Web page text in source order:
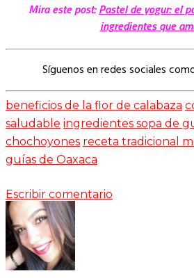
Mira este post:Pastel de yogur: el
ingredientes que
Síguenos en redes sociales
beneficios de la flor de calabaza
saludable ingredientes sopa de
chochoyones receta tradicional
guías de Oaxaca
Escribir comentario